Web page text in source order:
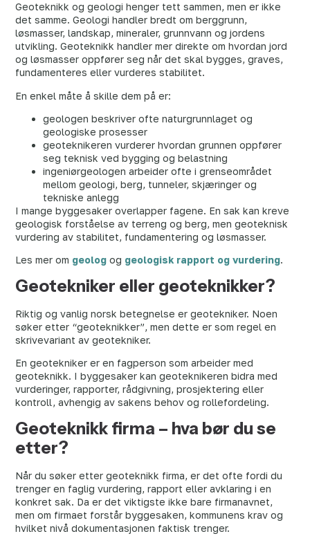
Geoteknikk og geologi henger tett sammen, men er ikke
det samme. Geologi handler bredt om berggrunn,
løsmasser, landskap, mineraler, grunnvann og jordens
utvikling. Geoteknikk handler mer direkte om hvordan jord
og løsmasser oppfører seg når det skal bygges, graves,
fundamenteres eller vurderes stabilitet.
En enkel måte å skille dem på er:
geologen beskriver ofte naturgrunnlaget og
geologiske prosesser
geoteknikeren vurderer hvordan grunnen oppfører
seg teknisk ved bygging og belastning
ingeniørgeologen arbeider ofte i grenseområdet
mellom geologi, berg, tunneler, skjæringer og
tekniske anlegg
I mange byggesaker overlapper fagene. En sak kan kreve
geologisk forståelse av terreng og berg, men geoteknisk
vurdering av stabilitet, fundamentering og løsmasser.
Les mer om geolog og geologisk rapport og vurdering.
Geotekniker eller geoteknikker?
Riktig og vanlig norsk betegnelse er geotekniker. Noen
søker etter “geoteknikker”, men dette er som regel en
skrivevariant av geotekniker.
En geotekniker er en fagperson som arbeider med
geoteknikk. I byggesaker kan geoteknikeren bidra med
vurderinger, rapporter, rådgivning, prosjektering eller
kontroll, avhengig av sakens behov og rollefordeling.
Geoteknikk firma – hva bør du se
etter?
Når du søker etter geoteknikk firma, er det ofte fordi du
trenger en faglig vurdering, rapport eller avklaring i en
konkret sak. Da er det viktigste ikke bare firmanavnet,
men om firmaet forstår byggesaken, kommunens krav og
hvilket nivå dokumentasjonen faktisk trenger.